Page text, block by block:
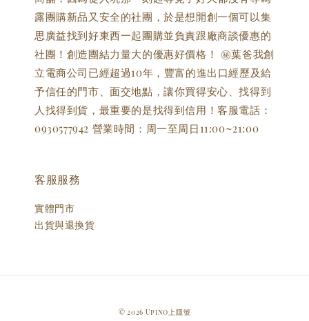
露團購新品又安全的社團，於是想開創一個可以集
思廣益找到好東西一起團購並負責跟廠商談優惠的
社團！創造團結力量大的優惠好價格！ ㊙️葉爸我創
立電商公司已經超過10年，豐富的進出口經歷及給
予信任的門市、面交地點，讓你買得安心、找得到
人找得到貨，最重要的是找得到信用！客服電話：
0930577942 營業時間：周一至周日11:00~21:00
客服服務
實體門市
出貨與退換貨
© 2026 Upino上隱號